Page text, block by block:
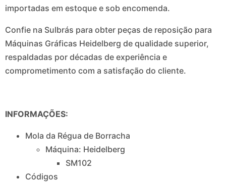
importadas em estoque e sob encomenda.
Confie na Sulbrás para obter peças de reposição para
Máquinas Gráficas Heidelberg de qualidade superior,
respaldadas por décadas de experiência e
comprometimento com a satisfação do cliente.
INFORMAÇÕES:
Mola da Régua de Borracha
Máquina: Heidelberg
SM102
Códigos